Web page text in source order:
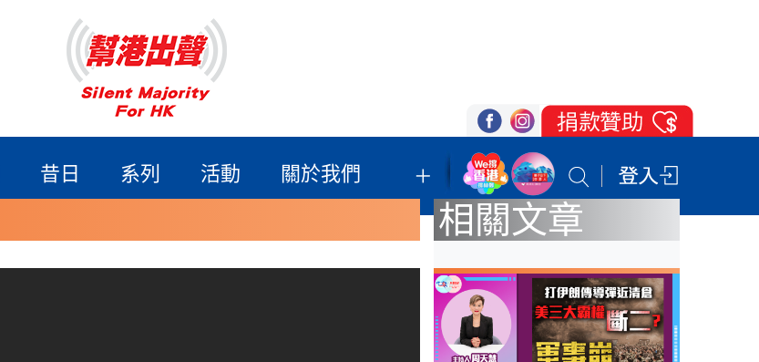
昔日 系列 活動 關於我們 我們的立場 登記支持 聯絡我們
相關文章